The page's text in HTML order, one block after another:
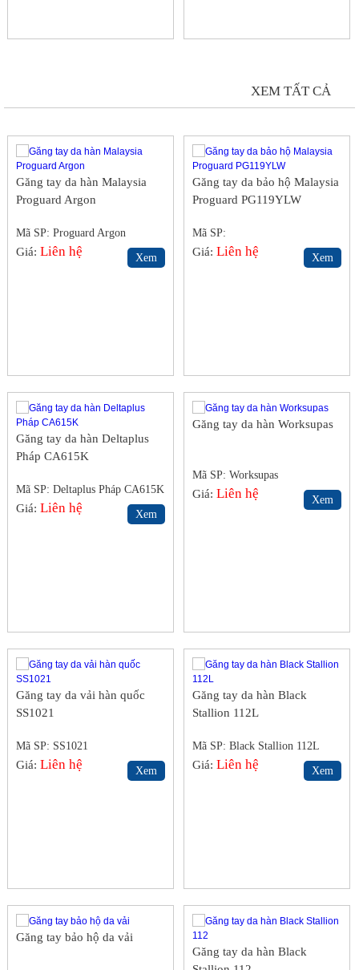
XEM TẤT CẢ
Găng tay da hàn Malaysia
Proguard Argon
Mã SP: Proguard Argon
Giá:Liên hệ Xem
Găng tay da bảo hộ Malaysia
Proguard PG119YLW
Mã SP:
Giá:Liên hệ Xem
Găng tay da hàn Deltaplus
Pháp CA615K
Mã SP: Deltaplus Pháp CA615K
Giá:Liên hệ Xem
Găng tay da hàn Worksupas
Mã SP: Worksupas
Giá:Liên hệ Xem
Găng tay da vải hàn quốc
SS1021
Mã SP: SS1021
Giá:Liên hệ Xem
Găng tay da hàn Black
Stallion 112L
Mã SP: Black Stallion 112L
Giá:Liên hệ Xem
Găng tay bảo hộ da vải
Găng tay da hàn Black